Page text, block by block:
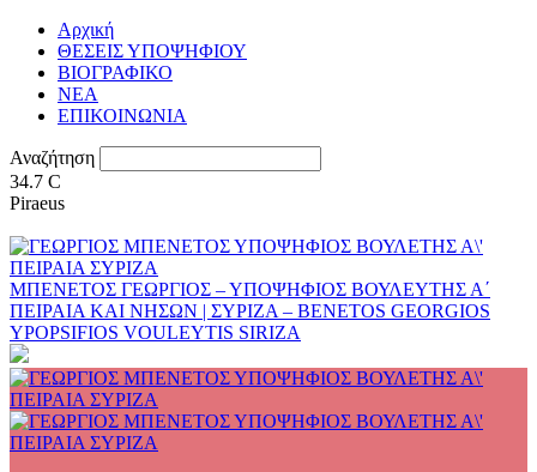
Αρχική
ΘΕΣΕΙΣ ΥΠΟΨΗΦΙΟΥ
ΒΙΟΓΡΑΦΙΚΟ
ΝΕΑ
ΕΠΙΚΟΙΝΩΝΙΑ
Αναζήτηση
34.7 C
Piraeus
ΜΠΕΝΕΤΟΣ ΓΕΩΡΓΙΟΣ – ΥΠΟΨΗΦΙΟΣ ΒΟΥΛΕΥΤΗΣ Α΄
ΠΕΙΡΑΙΑ ΚΑΙ ΝΗΣΩΝ | ΣΥΡΙΖΑ – BENETOS GEORGIOS
YPOPSIFIOS VOULEYTIS SIRIZA